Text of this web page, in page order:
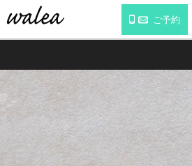
ご予約